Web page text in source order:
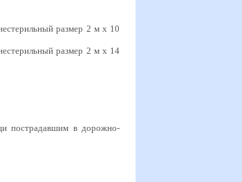
размер 2 м х 10
размер 2 м х 14
пострадавшим в дорожно-